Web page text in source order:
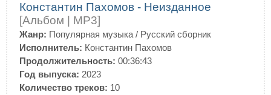
Константин Пахомов - Неизданное
[Альбом | MP3]
Жанр: Популярная музыка / Русский сборник
Исполнитель: Константин Пахомов
Продолжительность: 00:36:43
Год выпуска: 2023
Количество треков: 10